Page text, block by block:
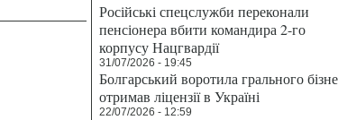
Російські спецслужби переконали
пенсіонера вбити командира 2-го
корпусу Нацгвардії
31/07/2026 - 19:45
Болгарський воротила грального
отримав ліцензії в Україні
22/07/2026 - 12:59